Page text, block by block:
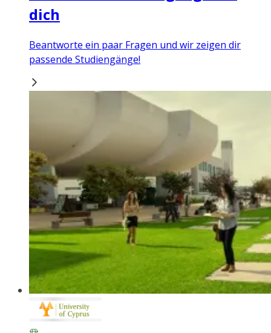
dich
Beantworte ein paar Fragen und wir zeigen dir
passende Studiengänge!